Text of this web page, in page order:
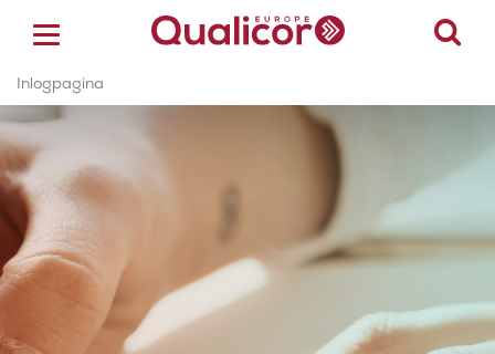
ACCREDITATIE
CERTIFICERING
ACADEMY
ZORGSECTOREN
Inlogpagina